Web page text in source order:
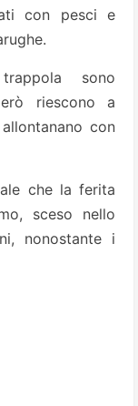
con pesci e
sono
riescono a
con
che la ferita
sceso nello
nonostante i